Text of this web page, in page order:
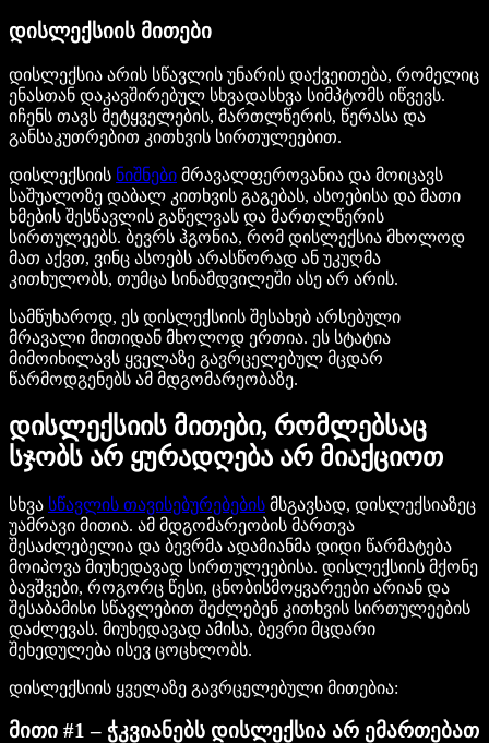
დისლექსიის მითები
დისლექსია არის სწავლის უნარის დაქვეითება, რომელიც
ენასთან დაკავშირებულ სხვადასხვა სიმპტომს იწვევს.
იჩენს თავს მეტყველების, მართლწერის, წერასა და
განსაკუთრებით კითხვის სირთულეებით.
დისლექსიის ნიშნები მრავალფეროვანია და მოიცავს
საშუალოზე დაბალ კითხვის გაგებას, ასოებისა და მათი
ხმების შესწავლის გაწელვას და მართლწერის
სირთულეებს. ბევრს ჰგონია, რომ დისლექსია მხოლოდ
მათ აქვთ, ვინც ასოებს არასწორად ან უკუღმა
კითხულობს, თუმცა სინამდვილეში ასე არ არის.
სამწუხაროდ, ეს დისლექსიის შესახებ არსებული
მრავალი მითიდან მხოლოდ ერთია. ეს სტატია
მიმოიხილავს ყველაზე გავრცელებულ მცდარ
წარმოდგენებს ამ მდგომარეობაზე.
დისლექსიის მითები, რომლებსაც
სჯობს არ ყურადღება არ მიაქციოთ
სხვა სწავლის თავისებურებების მსგავსად, დისლექსიაზეც
უამრავი მითია. ამ მდგომარეობის მართვა
შესაძლებელია და ბევრმა ადამიანმა დიდი წარმატება
მოიპოვა მიუხედავად სირთულეებისა. დისლექსიის მქონე
ბავშვები, როგორც წესი, ცნობისმოყვარეები არიან და
შესაბამისი სწავლებით შეძლებენ კითხვის სირთულეების
დაძლევას. მიუხედავად ამისა, ბევრი მცდარი
შეხედულება ისევ ცოცხლობს.
დისლექსიის ყველაზე გავრცელებული მითებია:
მითი #1 – ჭკვიანებს დისლექსია არ ემართებათ